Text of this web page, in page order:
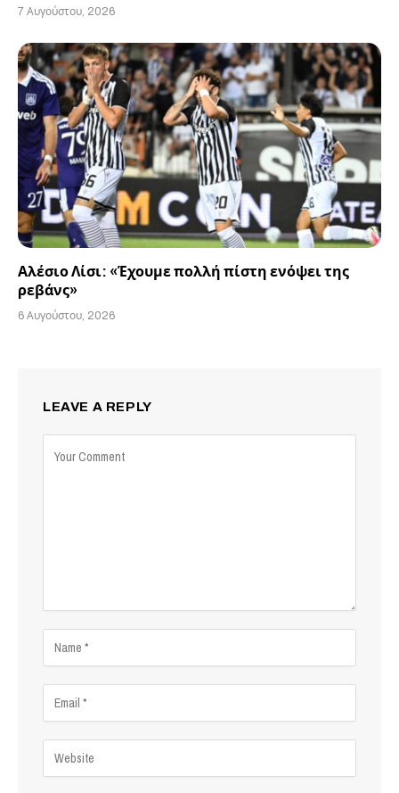
7 Αυγούστου, 2026
Αλέσιο Λίσι: «Έχουμε πολλή πίστη ενόψει της
ρεβάνς»
6 Αυγούστου, 2026
LEAVE A REPLY